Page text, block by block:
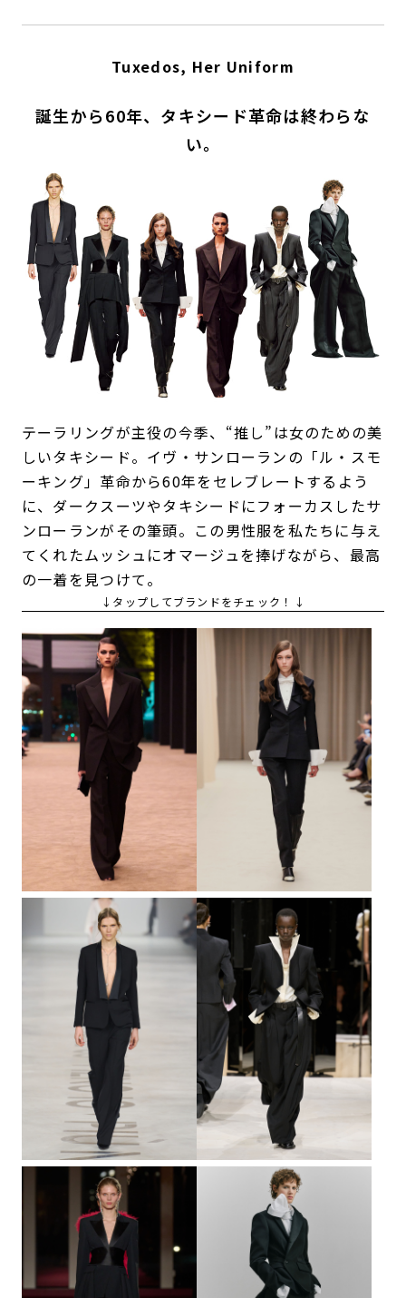
Tuxedos, Her Uniform
誕生から60年、タキシード革命は終わらな
い。
テーラリングが主役の今季、“推し”は女のための美
しいタキシード。イヴ・サンローランの「ル・スモ
ーキング」革命から60年をセレブレートするよう
に、ダークスーツやタキシードにフォーカスしたサ
ンローランがその筆頭。この男性服を私たちに与え
てくれたムッシュにオマージュを捧げながら、最高
の一着を見つけて。
↓タップしてブランドをチェック！↓